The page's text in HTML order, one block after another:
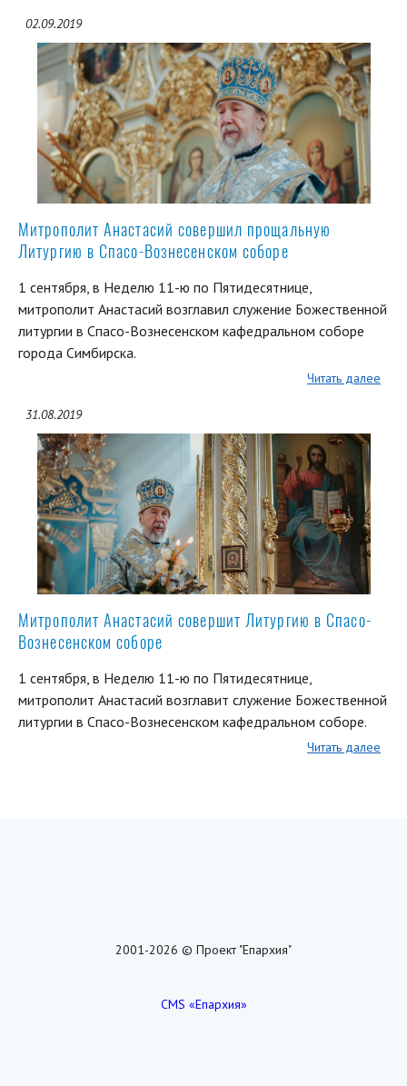
02.09.2019
Митрополит Анастасий совершил прощальную
Литургию в Спасо-Вознесенском соборе
1 сентября, в Неделю 11-ю по Пятидесятнице,
митрополит Анастасий возглавил служение Божественной
литургии в Спасо-Вознесенском кафедральном соборе
города Симбирска.
Читать далее
31.08.2019
Митрополит Анастасий совершит Литургию в Спасо-
Вознесенском соборе
1 сентября, в Неделю 11-ю по Пятидесятнице,
митрополит Анастасий возглавит служение Божественной
литургии в Спасо-Вознесенском кафедральном соборе.
Читать далее
2001-2026 © Проект "Епархия"
CMS «Епархия»